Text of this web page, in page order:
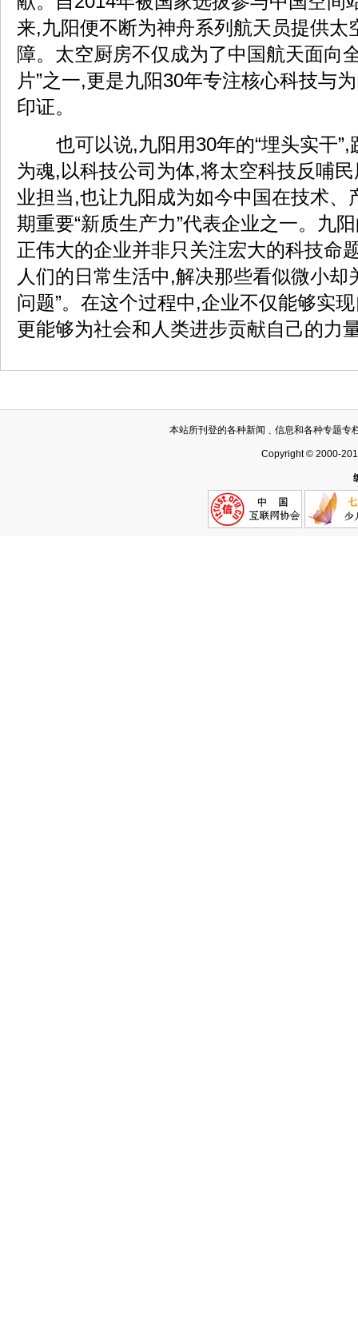
来,九阳便不断为神舟系列航天员提供太
障。太空厨房不仅成为了中国航天面向
片”之一,更是九阳30年专注核心科技与
印证。
也可以说,九阳用30年的“埋头实干”,
为魂,以科技公司为体,将太空科技反哺
业担当,也让九阳成为如今中国在技术、
期重要“新质生产力”代表企业之一。九
正伟大的企业并非只关注宏大的科技命
人们的日常生活中,解决那些看似微小却
问题”。在这个过程中,企业不仅能够实
更能够为社会和人类进步贡献自己的力
本站所刊登的各种新闻﹑信息和各种专题专
Copyright © 2000-